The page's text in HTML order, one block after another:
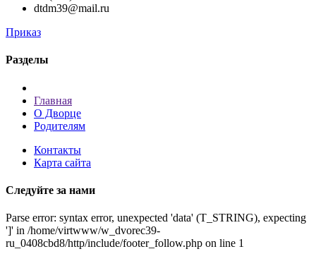
dtdm39@mail.ru
Приказ
Разделы
Главная
О Дворце
Родителям
Контакты
Карта сайта
Следуйте за нами
Parse error: syntax error, unexpected 'data' (T_STRING), expecting
']' in /home/virtwww/w_dvorec39-
ru_0408cbd8/http/include/footer_follow.php on line 1